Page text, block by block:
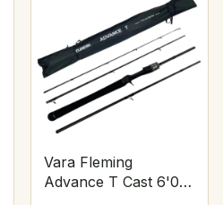
Vara Fleming
Advance T Cast 6'0